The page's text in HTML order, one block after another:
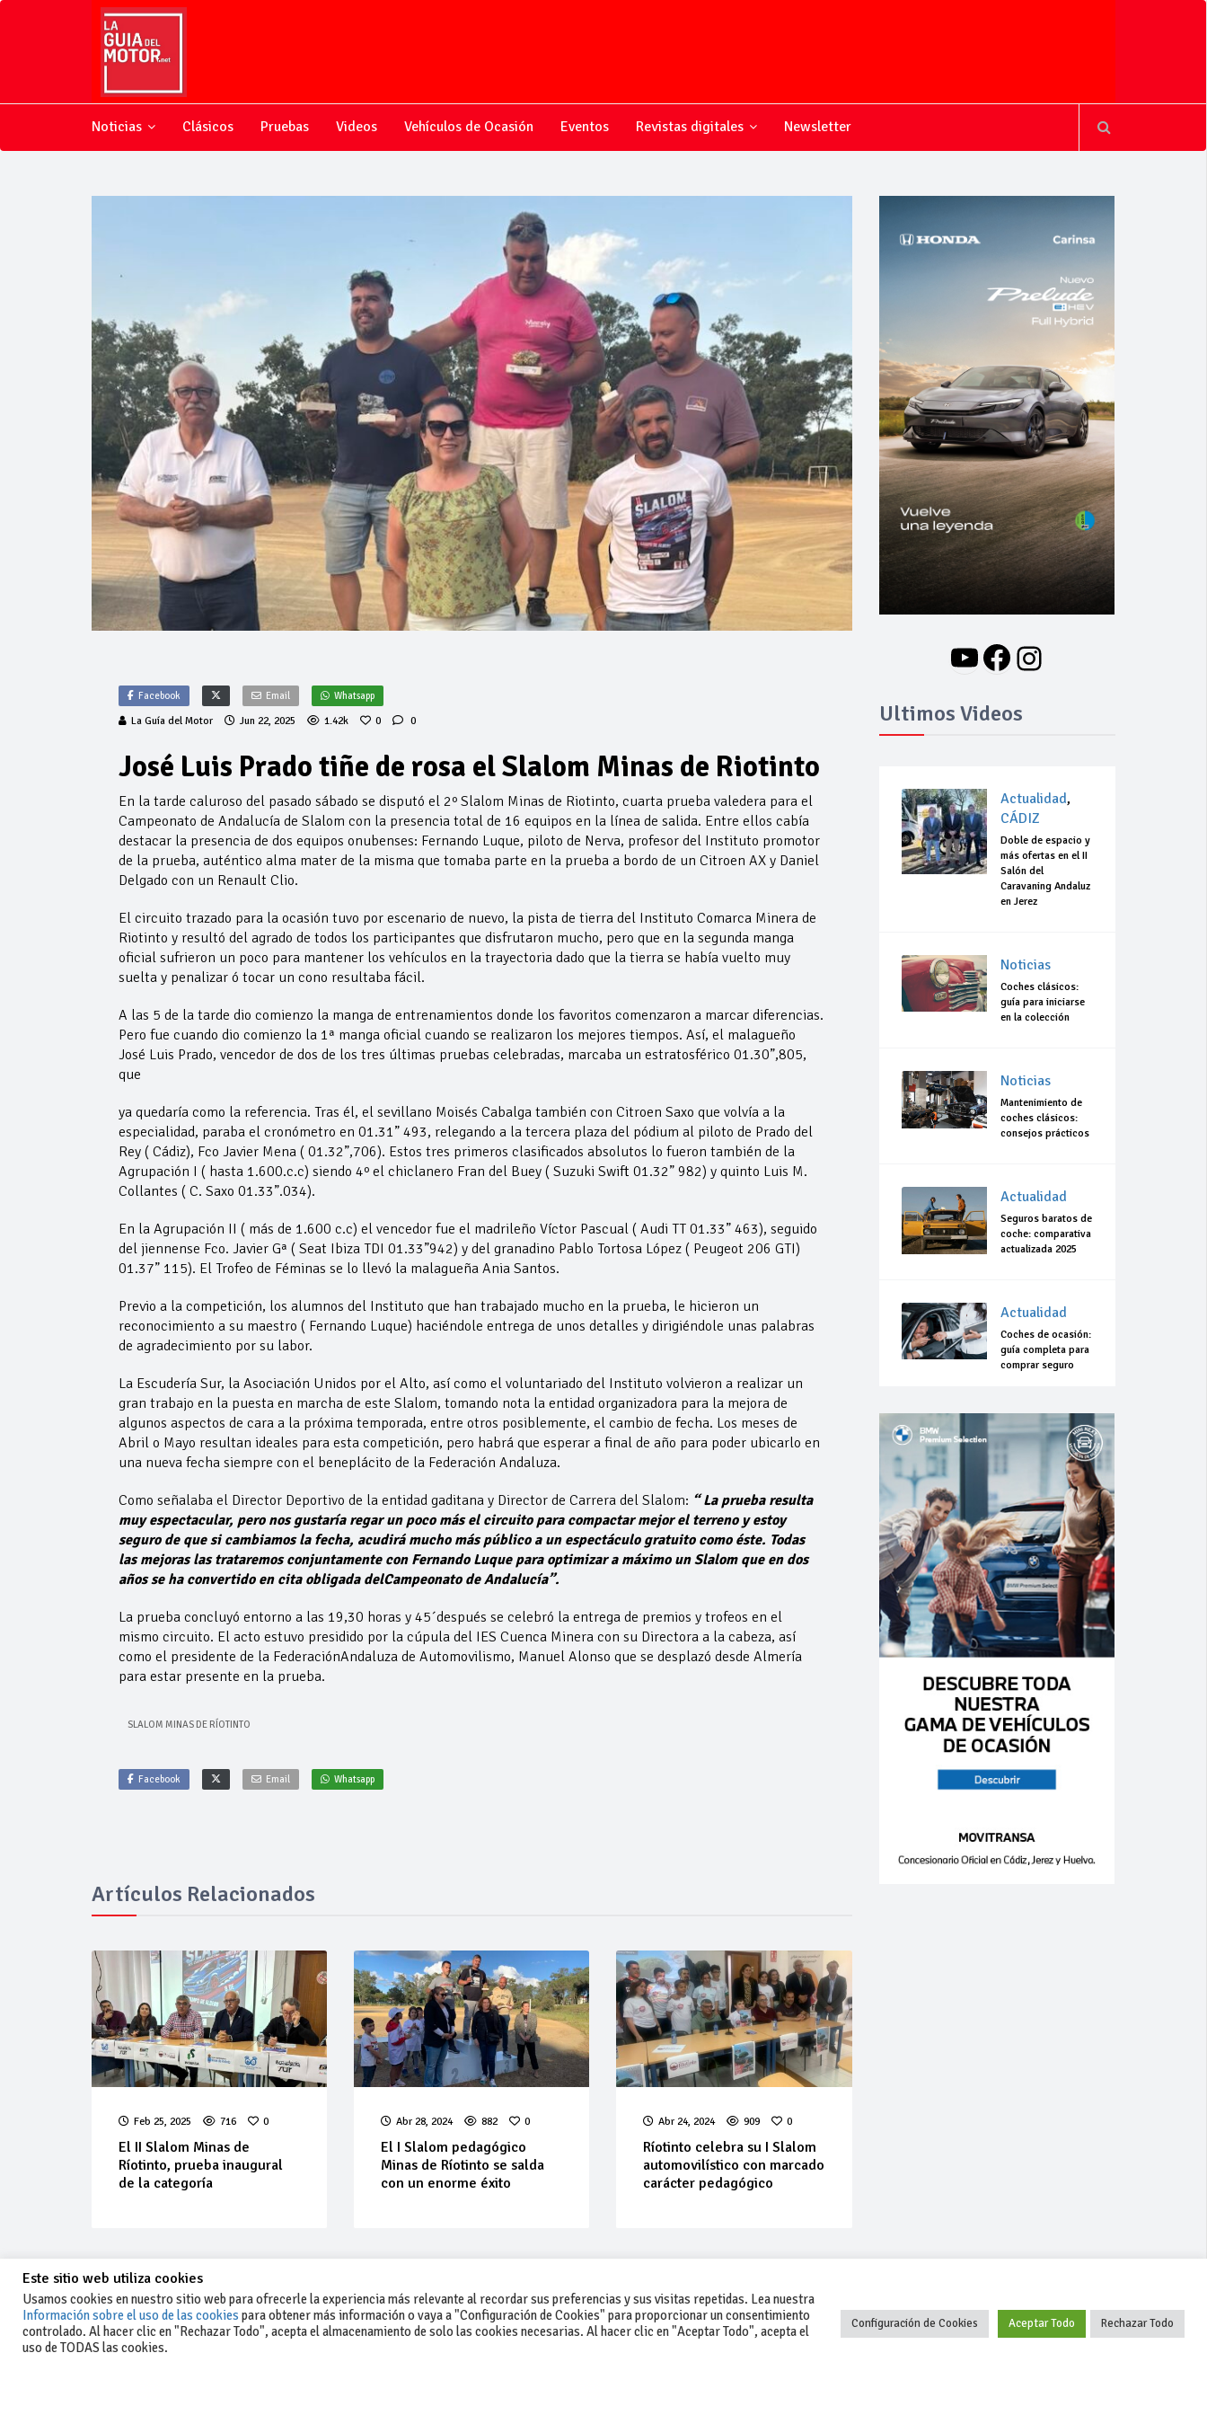
Noticias Clásicos Pruebas Videos Vehículos de Ocasión Eventos Revistas digitales Newsletter
Facebook Email Whatsapp
La Guía del Motor Jun 22, 2025 1.42k 0 0
José Luis Prado tiñe de rosa el Slalom Minas de Riotinto
En la tarde caluroso del pasado sábado se disputó el 2º Slalom Minas de Riotinto, cuarta prueba valedera para el
Campeonato de Andalucía de Slalom con la presencia total de 16 equipos en la línea de salida. Entre ellos cabía
destacar la presencia de dos equipos onubenses: Fernando Luque, piloto de Nerva, profesor del Instituto promotor
de la prueba, auténtico alma mater de la misma que tomaba parte en la prueba a bordo de un Citroen AX y Daniel
Delgado con un Renault Clio.
El circuito trazado para la ocasión tuvo por escenario de nuevo, la pista de tierra del Instituto Comarca Minera de
Riotinto y resultó del agrado de todos los participantes que disfrutaron mucho, pero que en la segunda manga
oficial sufrieron un poco para mantener los vehículos en la trayectoria dado que la tierra se había vuelto muy
suelta y penalizar ó tocar un cono resultaba fácil.
A las 5 de la tarde dio comienzo la manga de entrenamientos donde los favoritos comenzaron a marcar diferencias.
Pero fue cuando dio comienzo la 1ª manga oficial cuando se realizaron los mejores tiempos. Así, el malagueño
José Luis Prado, vencedor de dos de los tres últimas pruebas celebradas, marcaba un estratosférico 01.30”,805,
que
ya quedaría como la referencia. Tras él, el sevillano Moisés Cabalga también con Citroen Saxo que volvía a la
especialidad, paraba el cronómetro en 01.31” 493, relegando a la tercera plaza del pódium al piloto de Prado del
Rey ( Cádiz), Fco Javier Mena ( 01.32”,706). Estos tres primeros clasificados absolutos lo fueron también de la
Agrupación I ( hasta 1.600.c.c) siendo 4º el chiclanero Fran del Buey ( Suzuki Swift 01.32” 982) y quinto Luis M.
Collantes ( C. Saxo 01.33”.034).
En la Agrupación II ( más de 1.600 c.c) el vencedor fue el madrileño Víctor Pascual ( Audi TT 01.33” 463), seguido
del jiennense Fco. Javier Gª ( Seat Ibiza TDI 01.33”942) y del granadino Pablo Tortosa López ( Peugeot 206 GTI)
01.37” 115). El Trofeo de Féminas se lo llevó la malagueña Ania Santos.
Previo a la competición, los alumnos del Instituto que han trabajado mucho en la prueba, le hicieron un
reconocimiento a su maestro ( Fernando Luque) haciéndole entrega de unos detalles y dirigiéndole unas palabras
de agradecimiento por su labor.
La Escudería Sur, la Asociación Unidos por el Alto, así como el voluntariado del Instituto volvieron a realizar un
gran trabajo en la puesta en marcha de este Slalom, tomando nota la entidad organizadora para la mejora de
algunos aspectos de cara a la próxima temporada, entre otros posiblemente, el cambio de fecha. Los meses de
Abril o Mayo resultan ideales para esta competición, pero habrá que esperar a final de año para poder ubicarlo en
una nueva fecha siempre con el beneplácito de la Federación Andaluza.
Como señalaba el Director Deportivo de la entidad gaditana y Director de Carrera del Slalom: “ La prueba resulta
muy espectacular, pero nos gustaría regar un poco más el circuito para compactar mejor el terreno y estoy
seguro de que si cambiamos la fecha, acudirá mucho más público a un espectáculo gratuito como éste. Todas
las mejoras las trataremos conjuntamente con Fernando Luque para optimizar a máximo un Slalom que en dos
años se ha convertido en cita obligada delCampeonato de Andalucía”.
La prueba concluyó entorno a las 19,30 horas y 45´después se celebró la entrega de premios y trofeos en el
mismo circuito. El acto estuvo presidido por la cúpula del IES Cuenca Minera con su Directora a la cabeza, así
como el presidente de la FederaciónAndaluza de Automovilismo, Manuel Alonso que se desplazó desde Almería
para estar presente en la prueba.
SLALOM MINAS DE RÍOTINTO
Facebook Email Whatsapp
Artículos Relacionados
Feb 25, 2025 716 0
El II Slalom Minas de
Ríotinto, prueba inaugural
de la categoría
Abr 28, 2024 882 0
El I Slalom pedagógico
Minas de Ríotinto se salda
con un enorme éxito
Abr 24, 2024 909 0
Ríotinto celebra su I Slalom
automovilístico con marcado
carácter pedagógico
YouTube
Facebook
Instagram
Ultimos Videos
Actualidad,
CÁDIZ
Doble de espacio y
más ofertas en el II
Salón del
Caravaning Andaluz
en Jerez
Noticias
Coches clásicos:
guía para iniciarse
en la colección
Noticias
Mantenimiento de
coches clásicos:
consejos prácticos
Actualidad
Seguros baratos de
coche: comparativa
actualizada 2025
Actualidad
Coches de ocasión:
guía completa para
comprar seguro
-Aviso legal y condiciones generales
-Contacto
+34 627 35 00 36
Este sitio web utiliza cookies
Usamos cookies en nuestro sitio web para ofrecerle la experiencia más relevante al recordar sus preferencias y sus visitas repetidas. Lea nuestra
Información sobre el uso de las cookies para obtener más información o vaya a "Configuración de Cookies" para proporcionar un consentimiento
controlado. Al hacer clic en "Rechazar Todo", acepta el almacenamiento de solo las cookies necesarias. Al hacer clic en "Aceptar Todo", acepta el
uso de TODAS las cookies.
Configuración de Cookies Aceptar Todo Rechazar Todo